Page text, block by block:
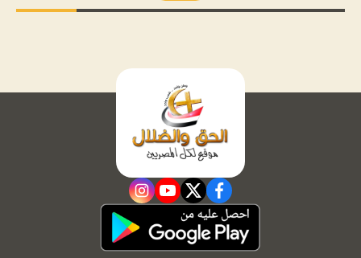
facebook
twitter
youtube
instagram